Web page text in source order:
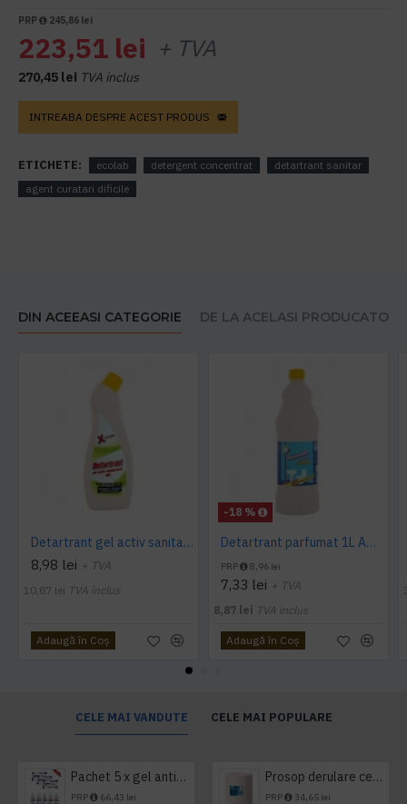
PRP 245,86 lei
223,51 lei + TVA
270,45 lei TVA inclus
INTREABA DESPRE ACEST PRODUS
ETICHETE: ecolab detergent concentrat
detartrant sanitar
agent curatari dificile
DIN ACEEASI CATEGORIE DE LA ACELASI PRODUCATOR
Detartrant gel activ sanitarizant 750ml AQAS
8,98 lei + TVA
10,87 lei TVA inclus
Adaugă în Coş
-18 %
Detartrant parfumat 1L AQAS
PRP 8,96 lei
7,33 lei + TVA
8,87 lei TVA inclus
Adaugă în Coş
CELE MAI VANDUTE CELE MAI POPULARE
Pachet 5 x gel antibacterian 50ml si 3 x Servetele antibacteriene 48 buc Hygienium
PRP 66,43 lei
Prosop derulare centrala 1 pliu, 300 m Tork
PRP 34,65 lei